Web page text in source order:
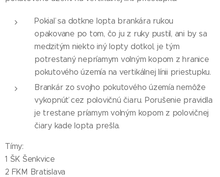
Pokiaľ sa dotkne lopta brankára rukou
opakovane po tom, čo ju z ruky pustil, ani by sa
medzitým niekto iný lopty dotkol, je tým
potrestaný nepríamym volným kopom z hranice
pokutového územía na vertikálnej línii priestupku.
Brankár zo svojho pokutového územía nemôže
vykopnúť cez polovičnú čiaru. Porušenie pravidla
je trestane príamym volným kopom z polovičnej
čiary kade lopta prešla.
Tímy:
1 ŠK Šenkvice
2 FKM Bratislava